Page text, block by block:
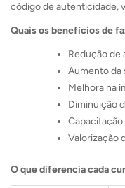
código de autenticidade,
Quais os benefícios de
Redução de
Aumento da
Melhora na
Diminuição
Valorização
O que diferencia cada